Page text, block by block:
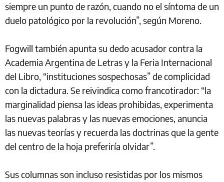
siempre un punto de razón, cuando no el síntoma de un
duelo patológico por la revolución”, según Moreno.
Fogwill también apunta su dedo acusador contra la
Academia Argentina de Letras y la Feria Internacional
del Libro, “instituciones sospechosas” de complicidad
con la dictadura. Se reivindica como francotirador: “la
marginalidad piensa las ideas prohibidas, experimenta
las nuevas palabras y las nuevas emociones, anuncia
las nuevas teorías y recuerda las doctrinas que la gente
del centro de la hoja preferiría olvidar”.
Sus columnas son incluso resistidas por los mismos